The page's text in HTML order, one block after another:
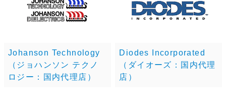
Johanson Technology
（ジョハンソン テクノ
ロジー：国内代理店）
Diodes Incorporated
（ダイオーズ：国内代理
店）